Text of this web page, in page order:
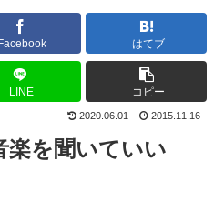
はてブ
LINE コピー
2020.06.01 2015.11.16
楽を聞いていい